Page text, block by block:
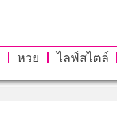
หวย ไลฟ์สไตล์